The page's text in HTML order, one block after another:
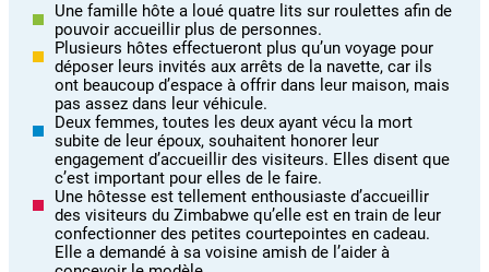
Une famille hôte a loué quatre lits sur roulettes afin de
pouvoir accueillir plus de personnes.
Plusieurs hôtes effectueront plus qu’un voyage pour
déposer leurs invités aux arrêts de la navette, car ils
ont beaucoup d’espace à offrir dans leur maison, mais
pas assez dans leur véhicule.
Deux femmes, toutes les deux ayant vécu la mort
subite de leur époux, souhaitent honorer leur
engagement d’accueillir des visiteurs. Elles disent que
c’est important pour elles de le faire.
Une hôtesse est tellement enthousiaste d’accueillir
des visiteurs du Zimbabwe qu’elle est en train de leur
confectionner des petites courtepointes en cadeau.
Elle a demandé à sa voisine amish de l’aider à